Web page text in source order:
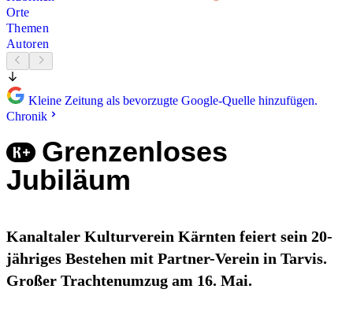
Orte
Themen
Autoren
Kleine Zeitung als bevorzugte Google-Quelle hinzufügen.
Chronik
Grenzenloses
Jubiläum
Kanaltaler Kulturverein Kärnten feiert sein 20-
jähriges Bestehen mit Partner-Verein in Tarvis.
Großer Trachtenumzug am 16. Mai.